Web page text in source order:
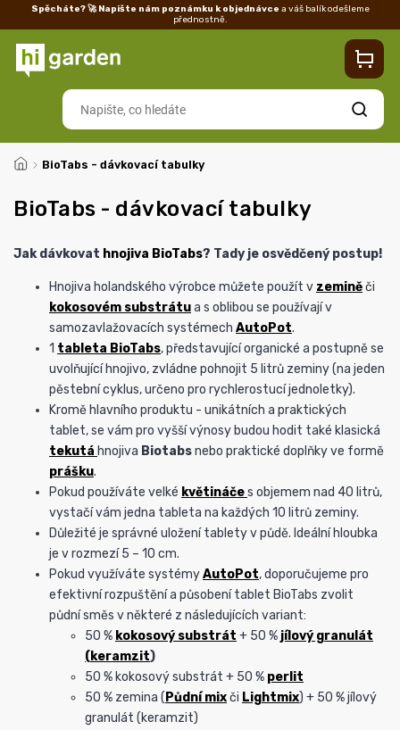
Spěcháte? 🚀 Napište nám poznámku k objednávce a váš balík odešleme
přednostně.
Vrácení/reklamace
Hledat
/ BioTabs - dávkovací tabulky
BioTabs - dávkovací tabulky
Jak dávkovat hnojiva BioTabs? Tady je osvědčený postup!
Hnojiva holandského výrobce můžete použít v zeminěči
kokosovém substrátua s oblibou se používají v
samozavlažovacích systémech AutoPot.
1 tableta BioTabs, představující organické a postupně se
uvolňující hnojivo, zvládne pohnojit 5 litrů zeminy (na jeden
pěstební cyklus, určeno pro rychlerostucí jednoletky).
Kromě hlavního produktu - unikátních a praktických
tablet, se vám pro vyšší výnosy budou hodit také klasická
tekutá hnojiva Biotabsnebo praktické doplňky ve formě
prášku.
Pokud používáte velké květináčes objemem nad 40 litrů,
vystačí vám jedna tableta na každých 10 litrů zeminy.
Důležité je správné uložení tablety v půdě. Ideální hloubka
je v rozmezí 5 – 10 cm.
Pokud využíváte systémyAutoPot, doporučujeme pro
efektivní rozpuštění a působení tablet BioTabs zvolit
půdní směs v některé z následujících variant:
50 % kokosový substrát + 50 % jílový granulát
(keramzit)
50 % kokosový substrát + 50 % perlit
50 % zemina ( Půdní mixči Lightmix) + 50 % jílový
granulát (keramzit)